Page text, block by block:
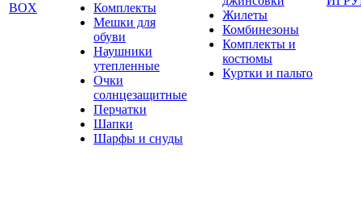
BOX
Комплекты
Мешки для
обуви
Наушники
утепленные
Очки
солнцезащитные
Перчатки
Шапки
Шарфы и снуды
Жилеты
Комбинезоны
Комплекты и
костюмы
Куртки и пальто